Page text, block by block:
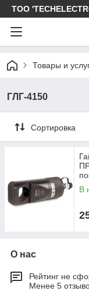
ТОО
Товары и
ГЛГ-4150
Сортировка
В
О нас
Рейтинг не
Менее 5